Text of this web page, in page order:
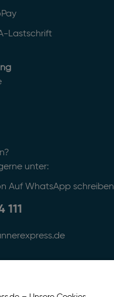
Lastschrift
unter:
Auf WhatsApp schreiben
111